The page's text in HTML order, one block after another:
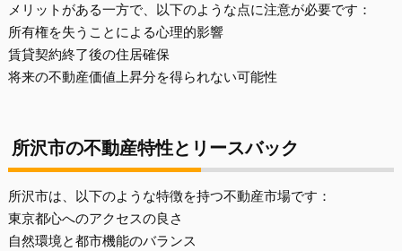
メリットがある一方で、以下のような点に注意が必要です：
所有権を失うことによる心理的影響
賃貸契約終了後の住居確保
将来の不動産価値上昇分を得られない可能性
所沢市の不動産特性とリースバック
所沢市は、以下のような特徴を持つ不動産市場です：
東京都心へのアクセスの良さ
自然環境と都市機能のバランス